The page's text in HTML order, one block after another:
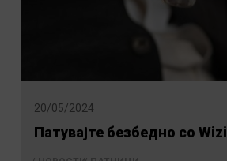
20/05/2024
Патувајте безбедно со Wizi